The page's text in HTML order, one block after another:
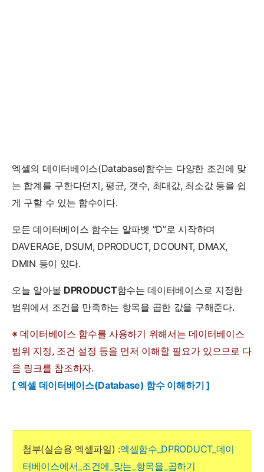
엑셀의 데이터베이스(Database)함수는 다양한 조건에 맞
는 합계를 구한다던지, 평균, 갯수, 최대값, 최소값 등을 쉽
게 구할 수 있는 함수이다.
모든 데이터베이스 함수는 알파벳 “D”로 시작하며
DAVERAGE, DSUM, DPRODUCT, DCOUNT, DMAX,
DMIN 등이 있다.
오늘 알아볼 DPRODUCT함수는 데이터베이스로 지정한
범위에서 조건을 만족하는 항목을 곱한 값을 구해준다.
※ 데이터베이스 함수를 사용하기 위해서는 데이터베이스
범위 지정, 조건 설정 등을 먼저 이해할 필요가 있으므로 다
음 링크를 참조하자.
[ 엑셀 데이터베이스(Database) 함수 이해하기 ]
첨부(실습용 엑셀파일) :엑셀함수_DPRODUCT_데이
터베이스에서_조건에_맞는_항목을_곱하기